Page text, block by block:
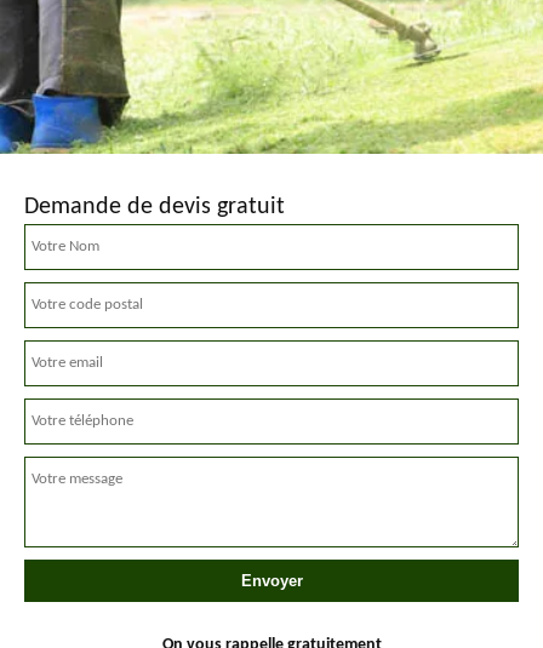
Demande de devis gratuit